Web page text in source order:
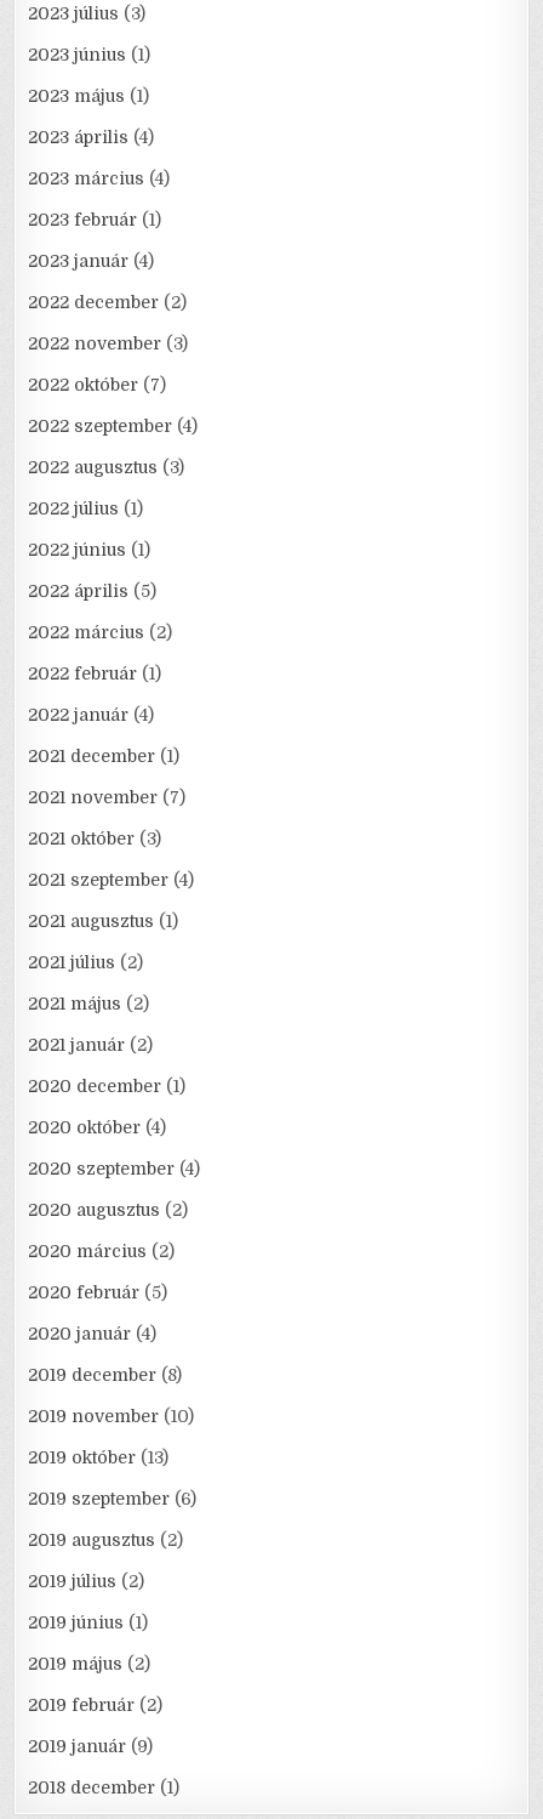
2023 július (3)
2023 június (1)
2023 május (1)
2023 április (4)
2023 március (4)
2023 február (1)
2023 január (4)
2022 december (2)
2022 november (3)
2022 október (7)
2022 szeptember (4)
2022 augusztus (3)
2022 július (1)
2022 június (1)
2022 április (5)
2022 március (2)
2022 február (1)
2022 január (4)
2021 december (1)
2021 november (7)
2021 október (3)
2021 szeptember (4)
2021 augusztus (1)
2021 július (2)
2021 május (2)
2021 január (2)
2020 december (1)
2020 október (4)
2020 szeptember (4)
2020 augusztus (2)
2020 március (2)
2020 február (5)
2020 január (4)
2019 december (8)
2019 november (10)
2019 október (13)
2019 szeptember (6)
2019 augusztus (2)
2019 július (2)
2019 június (1)
2019 május (2)
2019 február (2)
2019 január (9)
2018 december (1)